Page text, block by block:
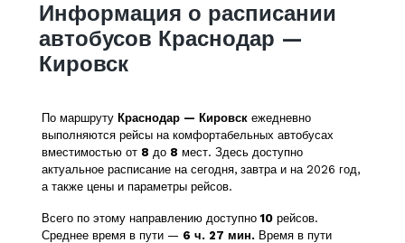
Информация о расписании
автобусов Краснодар —
Кировск
По маршруту Краснодар — Кировск ежедневно
выполняются рейсы на комфортабельных автобусах
вместимостью от 8 до 8 мест. Здесь доступно
актуальное расписание на сегодня, завтра и на 2026 год,
а также цены и параметры рейсов.
Всего по этому направлению доступно10 рейсов.
Среднее время в пути — 6 ч. 27 мин. Время в пути